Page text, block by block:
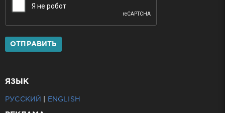
ОТПРАВИТЬ
ЯЗЫК
РУССКИЙ ENGLISH